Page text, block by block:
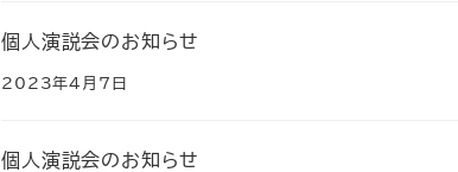
個人演説会のお知らせ
2023年4月7日
個人演説会のお知らせ